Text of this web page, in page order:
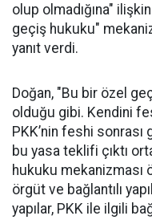
olup olmadığına"
geçiş hukuku"
yanıt verdi.
Doğan, "Bu bir özel
olduğu gibi. Kendini
PKK’nin feshi
bu yasa teklifi çıktı
hukuku mekanizması
örgüt ve bağlantılı
yapılar, PKK ile ilgili